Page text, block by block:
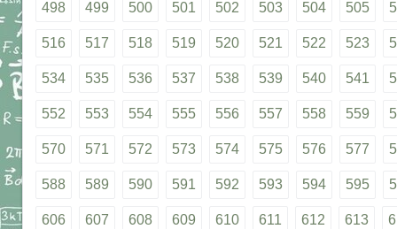
498 499 500 501 502 503 504 505
516 517 518 519 520 521 522 523
534 535 536 537 538 539 540 541
552 553 554 555 556 557 558 559
570 571 572 573 574 575 576 577
588 589 590 591 592 593 594 595
606 607 608 609 610 611 612 613